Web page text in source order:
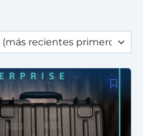
El
precio
actual
es:
S/ 2,500.00.